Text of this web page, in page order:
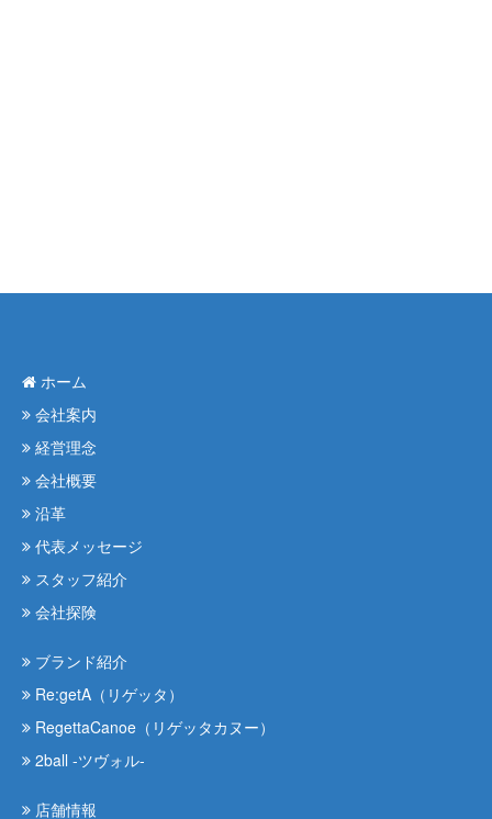
ホーム
会社案内
経営理念
会社概要
沿革
代表メッセージ
スタッフ紹介
会社探険
ブランド紹介
Re:getA（リゲッタ）
RegettaCanoe（リゲッタカヌー）
2ball -ツヴォル-
店舗情報